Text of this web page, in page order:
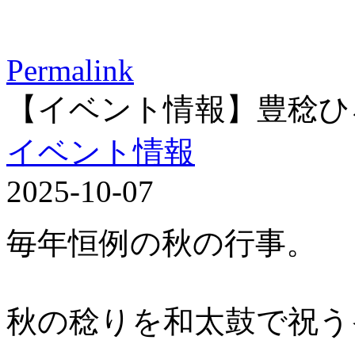
Permalink
【イベント情報】豊稔
イベント情報
2025-10-07
毎年恒例の秋の行事。
秋の稔りを和太鼓で祝